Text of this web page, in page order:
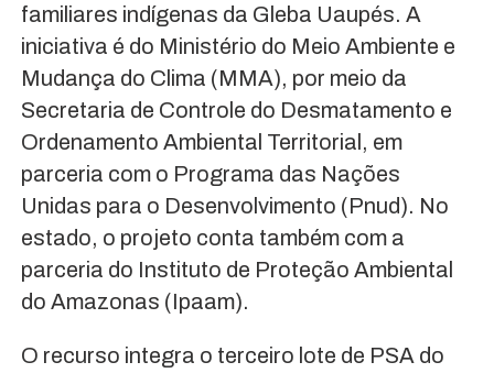
familiares indígenas da Gleba Uaupés. A
iniciativa é do Ministério do Meio Ambiente e
Mudança do Clima (MMA), por meio da
Secretaria de Controle do Desmatamento e
Ordenamento Ambiental Territorial, em
parceria com o Programa das Nações
Unidas para o Desenvolvimento (Pnud). No
estado, o projeto conta também com a
parceria do Instituto de Proteção Ambiental
do Amazonas (Ipaam).
O recurso integra o terceiro lote de PSA do